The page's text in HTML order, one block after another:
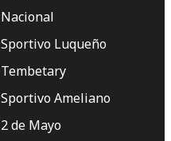
Nacional
Sportivo Luqueño
Tembetary
Sportivo Ameliano
2 de Mayo